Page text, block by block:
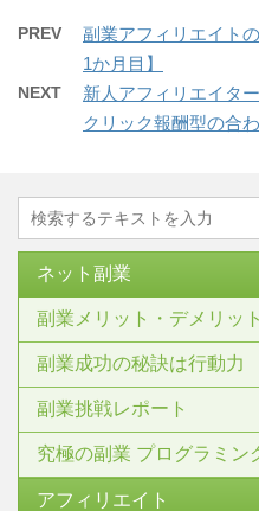
PREV
副業アフィリエイト
1か月目】
NEXT
新人アフィリエイタ
クリック報酬型の合
ネット副業
副業メリット・デメリット
副業成功の秘訣は行動力
副業挑戦レポート
究極の副業 プログラミン
アフィリエイト